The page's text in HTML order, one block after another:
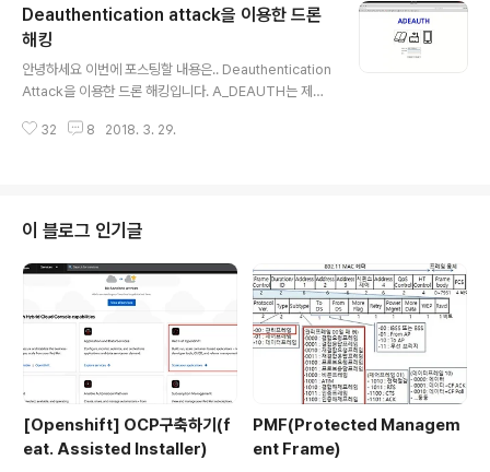
로 제 소유의 드론으로 진행하였고 아래의 정보를 악용하
시면 안됩니다. 타인의 드론을 공격하거나 해킹하는 것은
불법입니다. 제가 연구한 내용중 눈으로 확인하기 가장 쉬
운 예제이며 역시 무선통신의 취약점을 이용한 해킹입니다
공격이 모두 통하게 됩니다. 방법은 간단합니다~ 바로! 드
Deauthentication attack을 이용한 드론
해킹
안녕하세요 이번에 포스팅할 내용은.. Deauthentication
Attack을 이용한 드론 해킹입니다. A_DEAUTH는 제가
("어 디오쓰")로 지은 이유는 바로 스페인어의 Adios와 발
으로 통신을 한다는 사실을 알게 됐을 때 굉장히 설렜습니
다ㅎㅎ 왜냐하면 제가 만든 프로그램이 통할 거라고 거의
확신했거든요. (사실 안 통했으면 크게 실망했을 수도 있어
요 ㅋㅋ) 제가 만든 프로그램으로 통신이 끊어지면서 드론
이 추락했을 때 굉장히 기분이 좋았습니다ㅎㅎ 하지만 분
명히 제가 놓친..
32 8 2018. 3. 29.
이 블로그 인기글
[Openshift] OCP구축하기(f
eat. Assisted Installer)
PMF(Protected Managem
ent Frame)